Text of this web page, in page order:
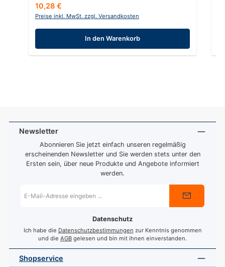
Regulärer Preis:
10,28 €
Preise inkl. MwSt. zzgl. Versandkosten
In den Warenkorb
Newsletter
Abonnieren Sie jetzt einfach unseren regelmäßig
erscheinenden Newsletter und Sie werden stets unter den
Ersten sein, über neue Produkte und Angebote informiert
werden.
Mail-
Datenschutz
Ich habe die Datenschutzbestimmungen zur Kenntnis genommen
und die AGB gelesen und bin mit ihnen einverstanden.
Shopservice